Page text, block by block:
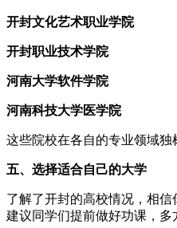
开封文化艺术职业学院
开封职业技术学院
河南大学软件学院
河南科技大学医学院
这些院校在各自的专业领域独
五、选择适合自己的大学
了解了开封的高校情况，相
建议同学们提前做好功课，多